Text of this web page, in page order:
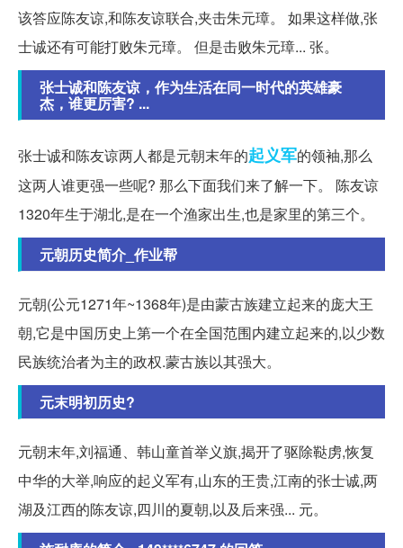
该答应陈友谅,和陈友谅联合,夹击朱元璋。 如果这样做,张
士诚还有可能打败朱元璋。 但是击败朱元璋... 张。
张士诚和陈友谅，作为生活在同一时代的英雄豪
杰，谁更厉害? ...
张士诚和陈友谅两人都是元朝末年的起义军的领袖,那么
这两人谁更强一些呢? 那么下面我们来了解一下。 陈友谅
1320年生于湖北,是在一个渔家出生,也是家里的第三个。
元朝历史简介_作业帮
元朝(公元1271年~1368年)是由蒙古族建立起来的庞大王
朝,它是中国历史上第一个在全国范围内建立起来的,以少数
民族统治者为主的政权.蒙古族以其强大。
元末明初历史?
元朝末年,刘福通、韩山童首举义旗,揭开了驱除鞑虏,恢复
中华的大举,响应的起义军有,山东的王贵,江南的张士诚,两
湖及江西的陈友谅,四川的夏朝,以及后来强... 元。